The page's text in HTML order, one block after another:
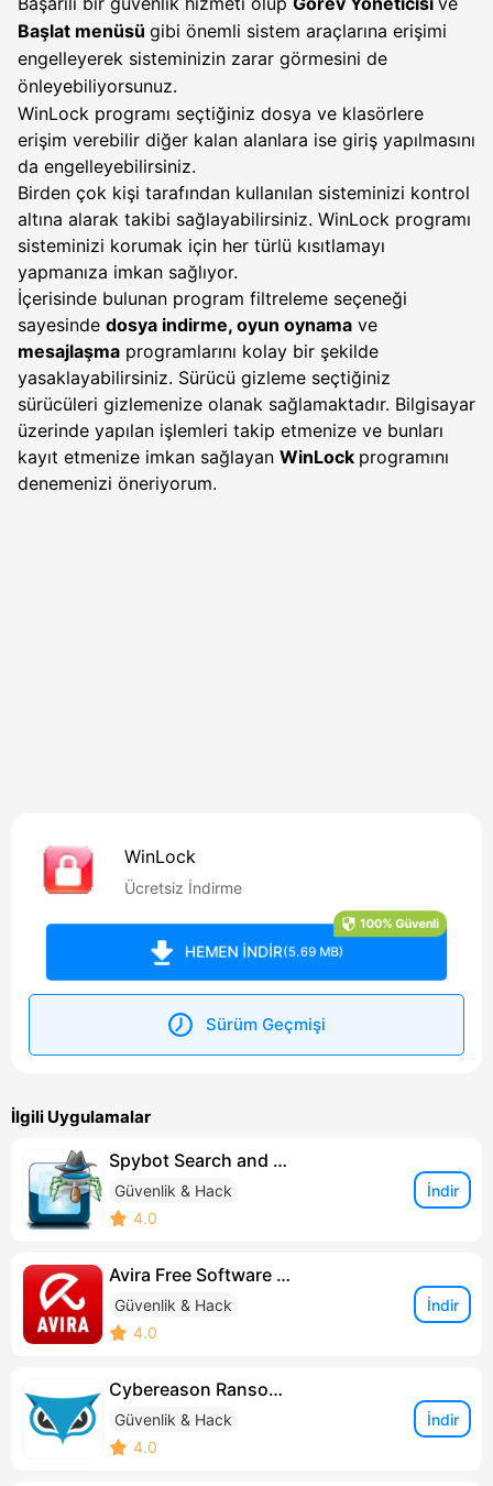
Başlat menüsü gibi önemli sistem araçlarına erişimi
engelleyerek sisteminizin zarar görmesini de
önleyebiliyorsunuz.
WinLock programı seçtiğiniz dosya ve klasörlere
erişim verebilir diğer kalan alanlara ise giriş yapılmasını
da engelleyebilirsiniz.
Birden çok kişi tarafından kullanılan sisteminizi kontrol
altına alarak takibi sağlayabilirsiniz. WinLock programı
sisteminizi korumak için her türlü kısıtlamayı
yapmanıza imkan sağlıyor.
İçerisinde bulunan program filtreleme seçeneği
sayesinde dosya indirme, oyun oynama ve
mesajlaşma programlarını kolay bir şekilde
yasaklayabilirsiniz. Sürücü gizleme seçtiğiniz
sürücüleri gizlemenize olanak sağlamaktadır. Bilgisayar
üzerinde yapılan işlemleri takip etmenize ve bunları
kayıt etmenize imkan sağlayan WinLock programını
denemenizi öneriyorum.
WinLock
Ücretsiz İndirme
HEMEN İNDİR(5.69 MB)
100% Güvenli
Sürüm Geçmişi
İlgili Uygulamalar
Spybot Search and Destroy
Güvenlik & Hack
4.0
İndir
Avira Free Software Updater
Güvenlik & Hack
4.0
İndir
Cybereason RansomFree
Güvenlik & Hack
4.0
İndir